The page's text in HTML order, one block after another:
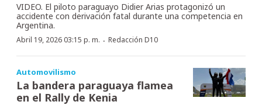
VIDEO. El piloto paraguayo Didier Arias protagonizó un
accidente con derivación fatal durante una competencia en
Argentina.
Abril 19, 2026 03:15 p. m. · Redacción D10
Automovilismo
La bandera paraguaya flamea
en el Rally de Kenia